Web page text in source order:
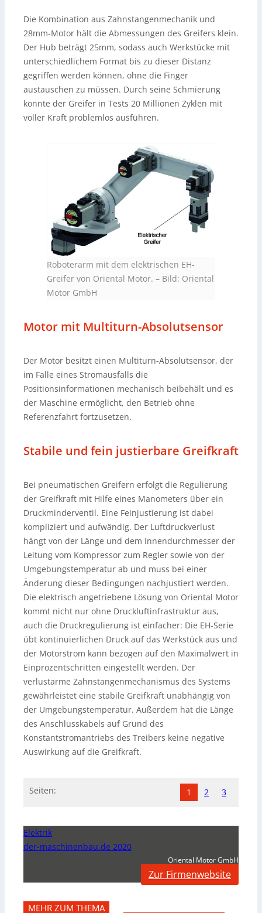
Die Kombination aus Zahnstangenmechanik und
28mm-Motor hält die Abmessungen des Greifers klein.
Der Hub beträgt 25mm, sodass auch Werkstücke mit
unterschiedlichem Format bis zu dieser Distanz
gegriffen werden können, ohne die Finger
austauschen zu müssen. Durch seine Schmierung
konnte der Greifer in Tests 20 Millionen Zyklen mit
voller Kraft problemlos ausführen.
Roboterarm mit dem elektrischen EH-
Greifer von Oriental Motor. – Bild: Oriental
Motor GmbH
Motor mit Multiturn-Absolutsensor
Der Motor besitzt einen Multiturn-Absolutsensor, der
im Falle eines Stromausfalls die
Positionsinformationen mechanisch beibehält und es
der Maschine ermöglicht, den Betrieb ohne
Referenzfahrt fortzusetzen.
Stabile und fein justierbare Greifkraft
Bei pneumatischen Greifern erfolgt die Regulierung
der Greifkraft mit Hilfe eines Manometers über ein
Druckminderventil. Eine Feinjustierung ist dabei
kompliziert und aufwändig. Der Luftdruckverlust
hängt von der Länge und dem Innendurchmesser der
Leitung vom Kompressor zum Regler sowie von der
Umgebungstemperatur ab und muss bei einer
Änderung dieser Bedingungen nachjustiert werden.
Die elektrisch angetriebene Lösung von Oriental Motor
kommt nicht nur ohne Druckluftinfrastruktur aus,
auch die Druckregulierung ist einfacher: Die EH-Serie
übt kontinuierlichen Druck auf das Werkstück aus und
der Motorstrom kann bezogen auf den Maximalwert in
Einprozentschritten eingestellt werden. Der
verlustarme Zahnstangenmechanismus des Systems
gewährleistet eine stabile Greifkraft unabhängig von
der Umgebungstemperatur. Außerdem hat die Länge
des Anschlusskabels auf Grund des
Konstantstromantriebs des Treibers keine negative
Auswirkung auf die Greifkraft.
Seiten: 1 2 3
Elektrik
der-maschinenbau.de 2020
Oriental Motor GmbH
Zur Firmenwebsite
MEHR ZUM THEMA